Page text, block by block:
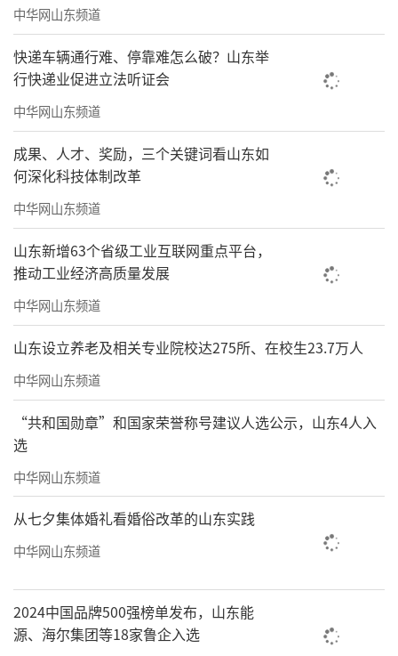
（来源：威海市中华文化促进会微信公众
号）
中华网山东频道
快递车辆通行难、停靠难怎么破？山东举
行快递业促进立法听证会
中华网山东频道
成果、人才、奖励，三个关键词看山东如
何深化科技体制改革
中华网山东频道
山东新增63个省级工业互联网重点平台，
推动工业经济高质量发展
中华网山东频道
山东设立养老及相关专业院校达275所、在校生23.7万人
中华网山东频道
“共和国勋章”和国家荣誉称号建议人选公示，山东4人入
选
中华网山东频道
从七夕集体婚礼看婚俗改革的山东实践
中华网山东频道
2024中国品牌500强榜单发布，山东能
源、海尔集团等18家鲁企入选